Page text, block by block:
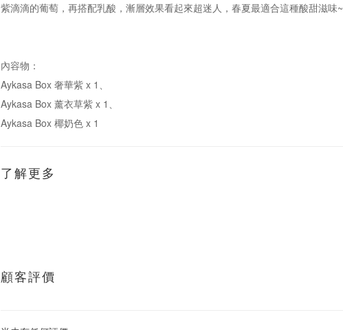
紫滴滴的葡萄，再搭配乳酸，漸層效果看起來超迷人，春夏最適合這種酸甜滋味~
內容物：
Aykasa Box 奢華紫 x 1、
Aykasa Box 薰衣草紫 x 1、
Aykasa Box 椰奶色 x 1
了解更多
顧客評價